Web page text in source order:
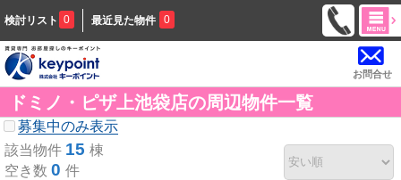
検討リスト 0 最近見た物件 0
お問合せ
ドミノ・ピザ上池袋店の周辺物件一覧
募集中のみ表示
該当物件 15 棟
空き数 0 件